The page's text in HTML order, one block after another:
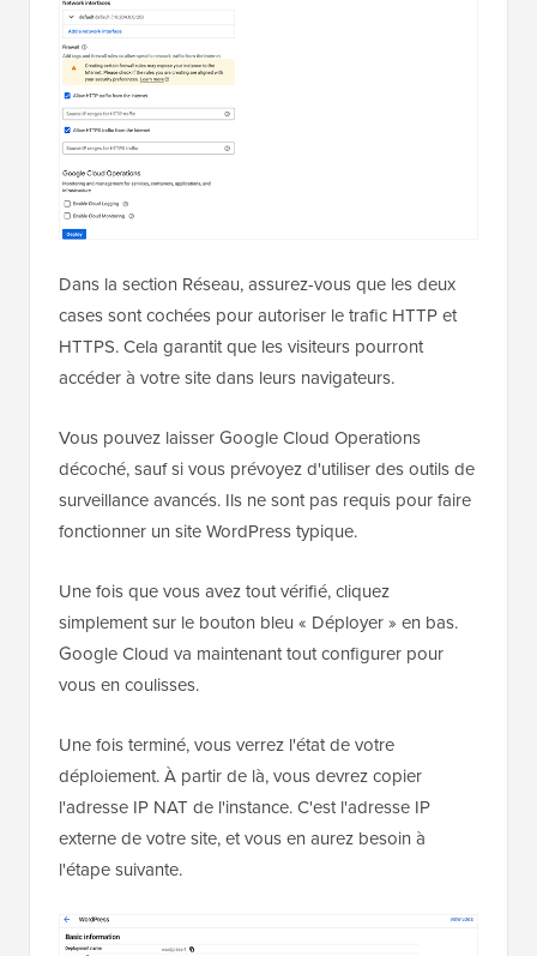
Dans la section Réseau, assurez-vous que les deux
cases sont cochées pour autoriser le trafic HTTP et
HTTPS. Cela garantit que les visiteurs pourront
accéder à votre site dans leurs navigateurs.
Vous pouvez laisser Google Cloud Operations
décoché, sauf si vous prévoyez d'utiliser des outils de
surveillance avancés. Ils ne sont pas requis pour faire
fonctionner un site WordPress typique.
Une fois que vous avez tout vérifié, cliquez
simplement sur le bouton bleu « Déployer » en bas.
Google Cloud va maintenant tout configurer pour
vous en coulisses.
Une fois terminé, vous verrez l'état de votre
déploiement. À partir de là, vous devrez copier
l'adresse IP NAT de l'instance. C'est l'adresse IP
externe de votre site, et vous en aurez besoin à
l'étape suivante.